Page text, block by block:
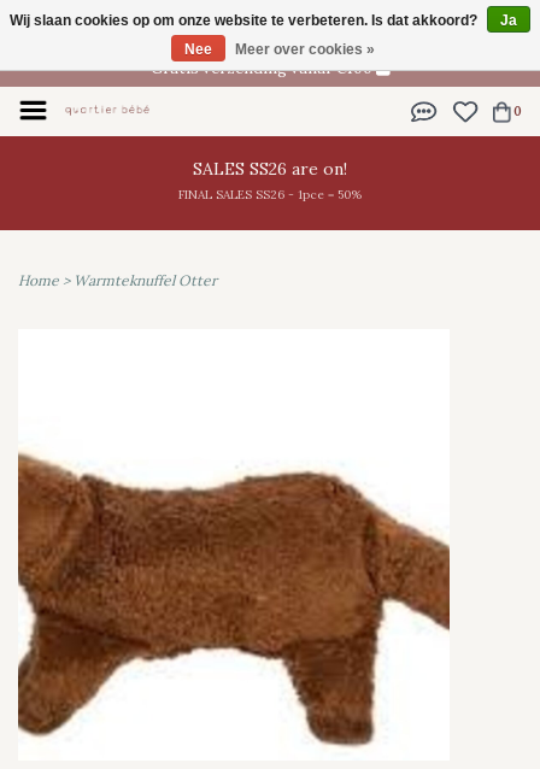
NL
Gratis verzending vanaf €100
0
SALES SS26 are on!
FINAL SALES SS26 - 1pce = 50%
Home > Warmteknuffel Otter
Wij slaan cookies op om onze website te verbeteren. Is dat akkoord?
Ja
Nee
Meer over cookies »